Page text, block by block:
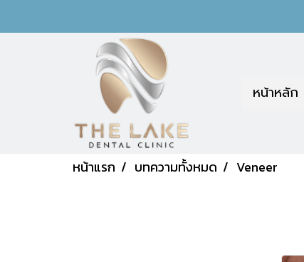
หน้าหลัก
หน้าแรก บทความทั้งหมด Veneer